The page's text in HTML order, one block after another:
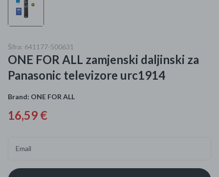
Specijalne kategorije
Kišobrani akcija
Ograničena cijena
Najpopularniji proizvodi
Roba s greškom
Šifra: 641177-500631
ONE FOR ALL zamjenski daljinski za
Panasonic televizore urc1914
Brand: ONE FOR ALL
16,59 €
Email